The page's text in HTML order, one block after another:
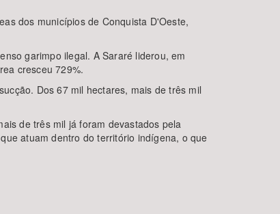
dos municípios de Conquista D'Oeste,
garimpo ilegal. A Sararé liderou, em
cresceu 729%.
Dos 67 mil hectares, mais de três mil
de três mil já foram devastados pela
atuam dentro do território indígena, o que